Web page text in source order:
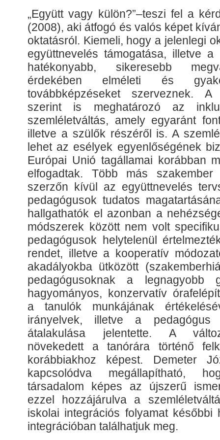
„Együtt vagy külön?”–teszi fel a
(2008), aki átfogó és valós képet
oktatásról. Kiemeli, hogy a jelenlegi
együttnevelés támogatása, illetve a
hatékonyabb, sikeresebb
érdekében elméleti és
továbbképzéseket szerveznek.
szerint is meghatározó az
szemléletváltás, amely egyaránt
illetve a szülők részéről is. A
lehet az esélyek egyenlőségének
Európai Unió tagállamai korábban
elfogadtak. Több más
szerzőn kívül az együttnevelés
pedagógusok tudatos
hallgathatók el azonban a
módszerek között nem volt
pedagógusok helytelenül
rendet, illetve a kooperatív
akadályokba ütközött
pedagógusoknak a legnagyobb
hagyományos, konzervatív
a tanulók munkájának
irányelvek, illetve a pedagógus
átalakulása jelentette. A
növekedett a tanórára történő
korábbiakhoz képest. Demeter
kapcsolódva megállapítható,
társadalom képes az újszerű
ezzel hozzájárulva a
iskolai integrációs folyamat későbbi
integrációban találhatjuk meg.